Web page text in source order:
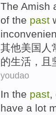
The Amish
of the past
其他美国人
的生活，且
youdao
In the past,
have a lot